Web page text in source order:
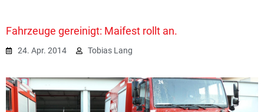
Fahrzeuge gereinigt: Maifest rollt an.
24. Apr. 2014 Tobias Lang